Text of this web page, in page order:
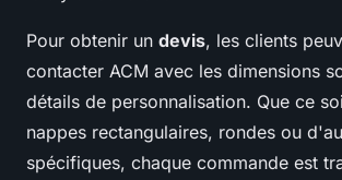
Pour obtenir un devis, les clients
contacter ACM avec les dimensions
détails de personnalisation. Que ce
nappes rectangulaires, rondes ou
spécifiques, chaque commande est